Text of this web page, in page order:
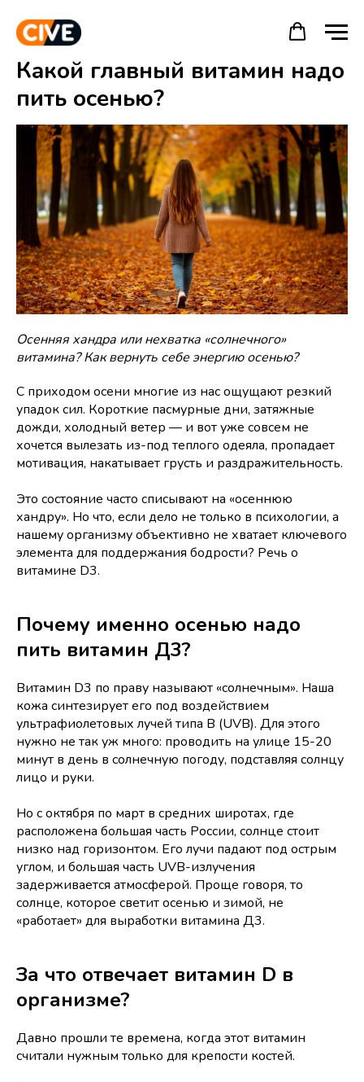
Какой главный витамин надо
пить осенью?
Осенняя хандра или нехватка «солнечного»
витамина? Как вернуть себе энергию осенью?
С приходом осени многие из нас ощущают резкий
упадок сил. Короткие пасмурные дни, затяжные
дожди, холодный ветер — и вот уже совсем не
хочется вылезать из-под теплого одеяла, пропадает
мотивация, накатывает грусть и раздражительность.
Это состояние часто списывают на «осеннюю
хандру». Но что, если дело не только в психологии, а
нашему организму объективно не хватает ключевого
элемента для поддержания бодрости? Речь о
витамине D3.
Почему именно осенью надо
пить витамин Д3?
Витамин D3 по праву называют «солнечным». Наша
кожа синтезирует его под воздействием
ультрафиолетовых лучей типа B (UVB). Для этого
нужно не так уж много: проводить на улице 15-20
минут в день в солнечную погоду, подставляя солнцу
лицо и руки.
Но с октября по март в средних широтах, где
расположена большая часть России, солнце стоит
низко над горизонтом. Его лучи падают под острым
углом, и большая часть UVB-излучения
задерживается атмосферой. Проще говоря, то
солнце, которое светит осенью и зимой, не
«работает» для выработки витамина Д3.
За что отвечает витамин D в
организме?
Давно прошли те времена, когда этот витамин
считали нужным только для крепости костей.